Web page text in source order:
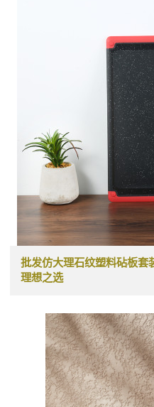
批发仿大理石纹塑料砧板
理想之选